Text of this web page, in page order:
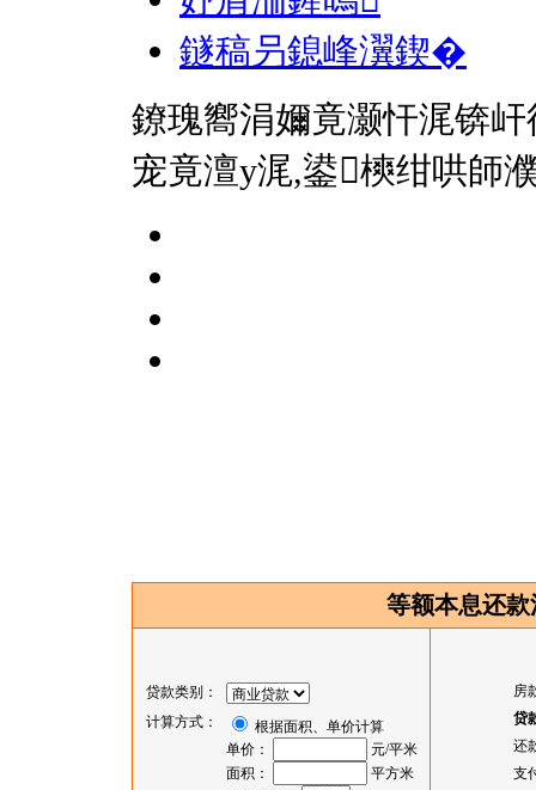
鐩稿叧鎴峰瀷鍥�
鐐瑰嚮涓嬭竟灏忓浘锛
宠竟澶у浘,鍙樉绀哄師